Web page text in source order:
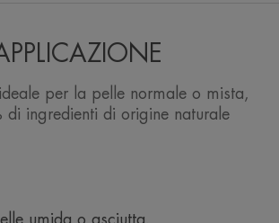
su 31 soggetti con pelle e occhi sensibili, con
al giorno su viso, occhi, labbra e décolleté
ideale per la pelle normale o mista,
di ingredienti di origine naturale
umida o asciutta.